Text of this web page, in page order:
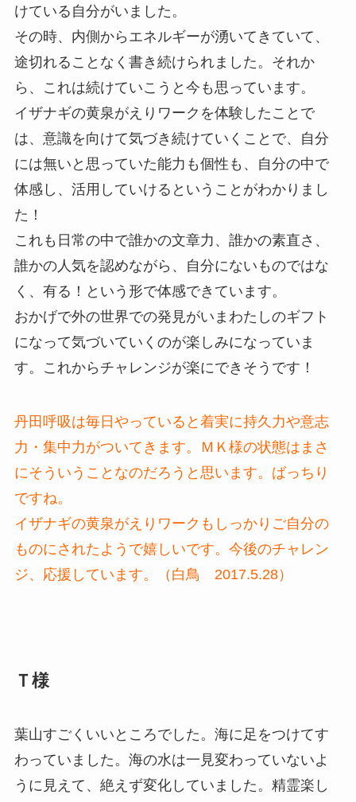
けている自分がいました。
その時、内側からエネルギーが湧いてきていて、
途切れることなく書き続けられました。それか
ら、これは続けていこうと今も思っています。
イザナギの黄泉がえりワークを体験したことで
は、意識を向けて気づき続けていくことで、自分
には無いと思っていた能力も個性も、自分の中で
体感し、活用していけるということがわかりまし
た！
これも日常の中で誰かの文章力、誰かの素直さ、
誰かの人気を認めながら、自分にないものではな
く、有る！という形で体感できています。
おかげで外の世界での発見がいまわたしのギフト
になって気づいていくのが楽しみになっていま
す。これからチャレンジが楽にできそうです！
丹田呼吸は毎日やっていると着実に持久力や意志
力・集中力がついてきます。ＭＫ様の状態はまさ
にそういうことなのだろうと思います。ばっちり
ですね。
イザナギの黄泉がえりワークもしっかりご自分の
ものにされたようで嬉しいです。今後のチャレン
ジ、応援しています。（白鳥 2017.5.28）
Ｔ様
葉山すごくいいところでした。海に足をつけてす
わっていました。海の水は一見変わっていないよ
うに見えて、絶えず変化していました。精霊楽し